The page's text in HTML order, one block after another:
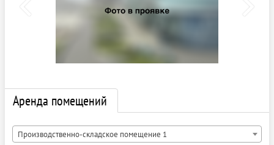
Аренда помещений
Производственно-складское помещение 1